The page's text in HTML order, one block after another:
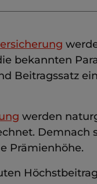
bekannten
Beitragssatz
werden
Demnach
Prämienhöhe.